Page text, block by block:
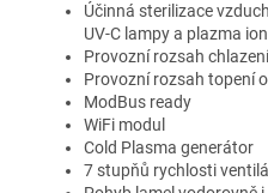
Účinná sterilizace
UV-C lampy a plazma
Provozní rozsah
Provozní rozsah topení
ModBus ready
WiFi modul
Cold Plasma generátor
7 stupňů rychlosti